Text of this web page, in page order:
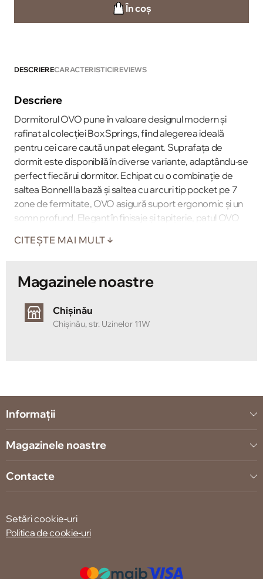
În coș
DESCRIERECARACTERISTICIREVIEWS
Descriere
Dormitorul OVO pune în valoare designul modern și
rafinat al colecției Box Springs, fiind alegerea ideală
pentru cei care caută un pat elegant. Suprafața de
dormit este disponibilă în diverse variante, adaptându‑se
perfect fiecărui dormitor. Echipat cu o combinație de
saltea Bonnell la bază și saltea cu arcuri tip pocket pe 7
zone de fermitate, OVO asigură suport ergonomic și un
somn profund. Elegant în finisaje și tapițerie, patul OVO
confort premium și stil într‑un singur produs.
CITEȘTE MAI MULT
Magazinele noastre
Chișinău
Chișinău, str. Uzinelor 11W
Informații
Magazinele noastre
Contacte
Setări cookie-uri
Politica de cookie-uri